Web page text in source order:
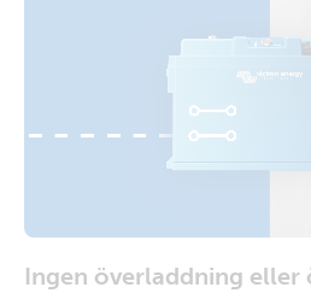
Ingen överladdning eller